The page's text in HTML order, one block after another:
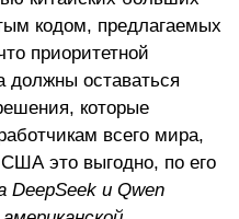
кодом, предлагаемых
приоритетной
должны оставаться
которые
всего мира,
это выгодно, по его
DeepSeek и Qwen